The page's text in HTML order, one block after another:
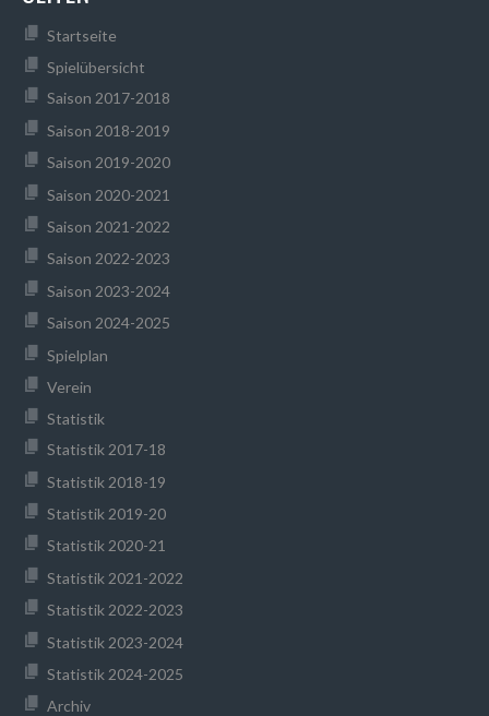
Startseite
Spielübersicht
Saison 2017-2018
Saison 2018-2019
Saison 2019-2020
Saison 2020-2021
Saison 2021-2022
Saison 2022-2023
Saison 2023-2024
Saison 2024-2025
Spielplan
Verein
Statistik
Statistik 2017-18
Statistik 2018-19
Statistik 2019-20
Statistik 2020-21
Statistik 2021-2022
Statistik 2022-2023
Statistik 2023-2024
Statistik 2024-2025
Archiv